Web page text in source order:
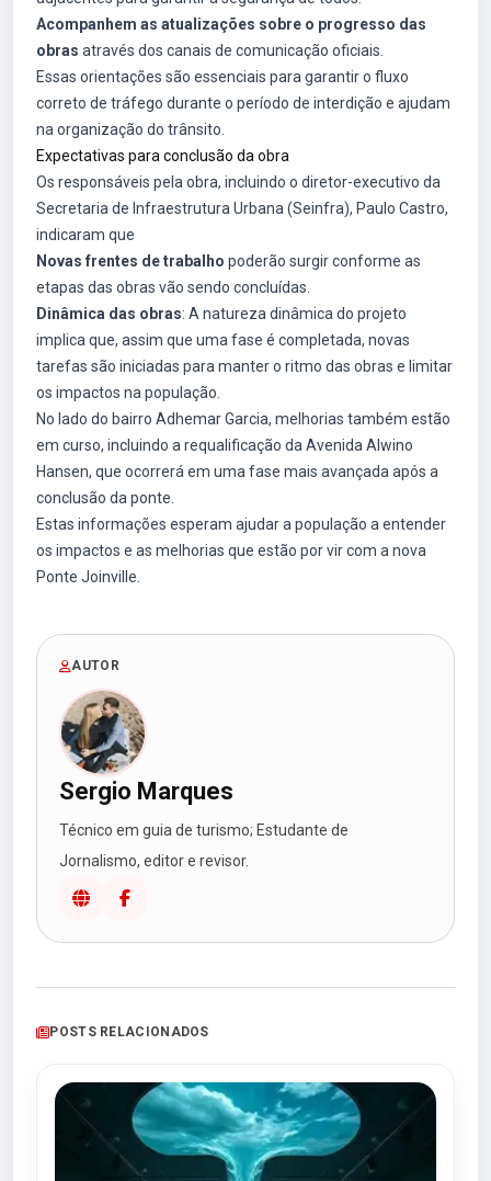
Acompanhem as atualizações sobre o progresso das
obras através dos canais de comunicação oficiais.
Essas orientações são essenciais para garantir o fluxo
correto de tráfego durante o período de interdição e ajudam
na organização do trânsito.
Expectativas para conclusão da obra
Os responsáveis pela obra, incluindo o diretor-executivo da
Secretaria de Infraestrutura Urbana (Seinfra), Paulo Castro,
indicaram que
Novas frentes de trabalho poderão surgir conforme as
etapas das obras vão sendo concluídas.
Dinâmica das obras: A natureza dinâmica do projeto
implica que, assim que uma fase é completada, novas
tarefas são iniciadas para manter o ritmo das obras e limitar
os impactos na população.
No lado do bairro Adhemar Garcia, melhorias também estão
em curso, incluindo a requalificação da Avenida Alwino
Hansen, que ocorrerá em uma fase mais avançada após a
conclusão da ponte.
Estas informações esperam ajudar a população a entender
os impactos e as melhorias que estão por vir com a nova
Ponte Joinville.
AUTOR
Sergio Marques
Técnico em guia de turismo; Estudante de
Jornalismo, editor e revisor.
POSTS RELACIONADOS